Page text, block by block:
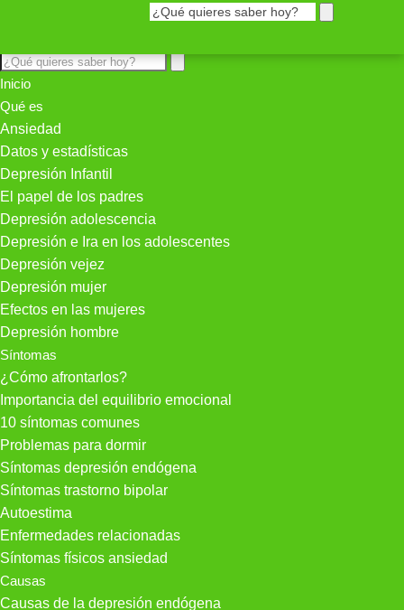
Inicio
Qué es
Ansiedad
Datos y estadísticas
Depresión Infantil
El papel de los padres
Depresión adolescencia
Depresión e Ira en los adolescentes
Depresión vejez
Depresión mujer
Efectos en las mujeres
Depresión hombre
Síntomas
¿Cómo afrontarlos?
Importancia del equilibrio emocional
10 síntomas comunes
Problemas para dormir
Síntomas depresión endógena
Síntomas trastorno bipolar
Autoestima
Enfermedades relacionadas
Síntomas físicos ansiedad
Causas
Causas de la depresión endógena